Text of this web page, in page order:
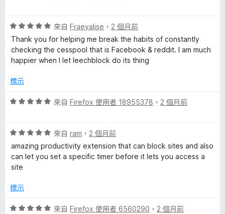
分
分
，
滿
分
分
評
價
5
分
滿
5
來自 Fraeyalise ， 2 個月前
Thank you for helping me break the habits of constantly
checking the cesspool that is Facebook & reddit. I am much
happier when I let leechblock do its thing
標示
評
分
，
滿
分
分
來自 Firefox 使用者 18955378 ， 2 個月前
評
價
5
分
滿
5
來自 ram ， 2 個月前
amazing productivity extension that can block sites and also
can let you set a specific timer before it lets you access a
site
標示
評
來自 Firefox 使用者 6560290 ， 2 個月前